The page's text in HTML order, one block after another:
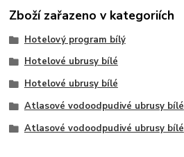
Zboží zařazeno v kategoriích
Hotelový program bílý
Hotelové ubrusy bílé
Hotelové ubrusy bílé
Atlasové vodoodpudivé ubrusy bílé
Atlasové vodoodpudivé ubrusy bílé